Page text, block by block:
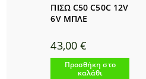
ΠΙΣΩ C50 C50C 12V
6V ΜΠΛΕ
43,00€
Προσθήκη στο
καλάθι